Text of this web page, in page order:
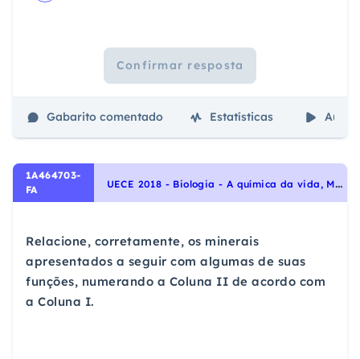
Confirmar resposta
Gabarito comentado Estatísticas Aulas
1A464703-
FA
U
ECE 2018 - Biologia - A química da vida, Moléculas, células e tecidos
Relacione, corretamente, os minerais
apresentados a seguir com algumas de suas
funções, numerando a Coluna II de acordo com
a Coluna I.